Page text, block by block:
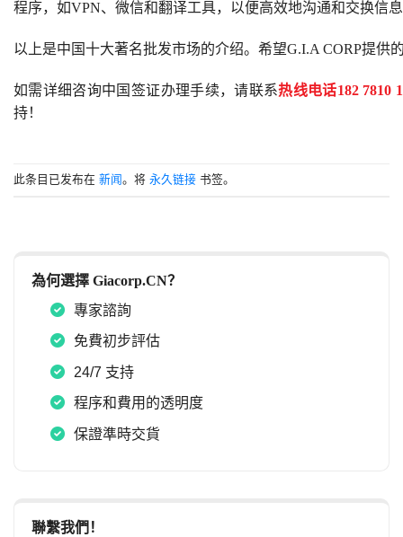
程序，如VPN、微信和翻译工具，以便高效地沟通和交换信
以上是中国十大著名批发市场的介绍。希望G.I.A CORP提供
如需详细咨询中国签证办理手续，请联系热线电话182 7810
持！
此条目已发布在 新闻。将 永久链接 书签。
為何選擇 Giacorp.CN？
專家諮詢
免費初步評估
24/7 支持
程序和費用的透明度
保證準時交貨
聯繫我們！